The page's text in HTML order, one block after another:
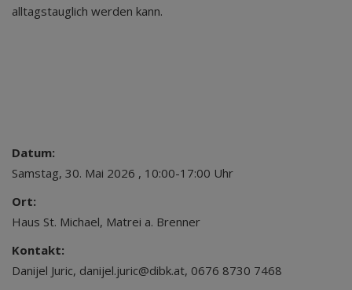
alltagstauglich werden kann.
Datum:
Samstag, 30. Mai 2026 , 10:00-17:00 Uhr
Ort:
Haus St. Michael, Matrei a. Brenner
Kontakt:
Danijel Juric, danijel.juric@dibk.at, 0676 8730 7468